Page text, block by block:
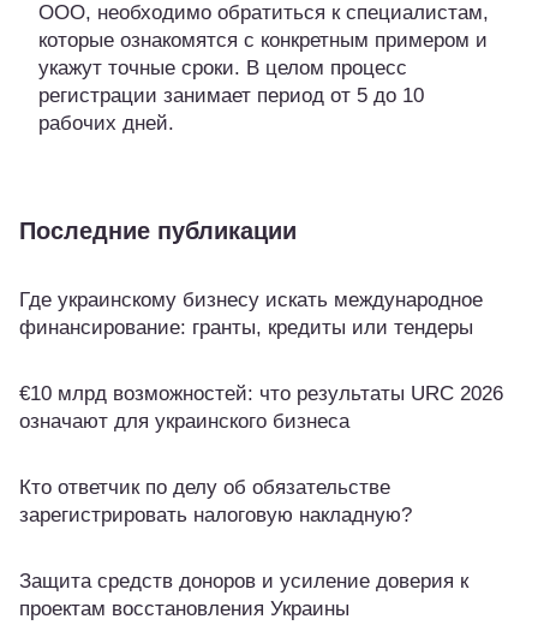
ООО, необходимо обратиться к специалистам,
которые ознакомятся с конкретным примером и
укажут точные сроки. В целом процесс
регистрации занимает период от 5 до 10
рабочих дней.
Последние публикации
Где украинскому бизнесу искать международное
финансирование: гранты, кредиты или тендеры
€10 млрд возможностей: что результаты URC 2026
означают для украинского бизнеса
Кто ответчик по делу об обязательстве
зарегистрировать налоговую накладную?
Защита средств доноров и усиление доверия к
проектам восстановления Украины